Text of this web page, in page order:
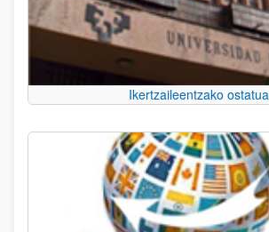
Ikertzaileentzako ostatua